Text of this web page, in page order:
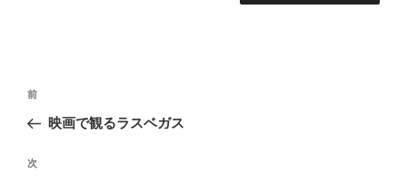
投
ナ
ビ
前
の
稿
前
映画で観るラスベガス
次
次